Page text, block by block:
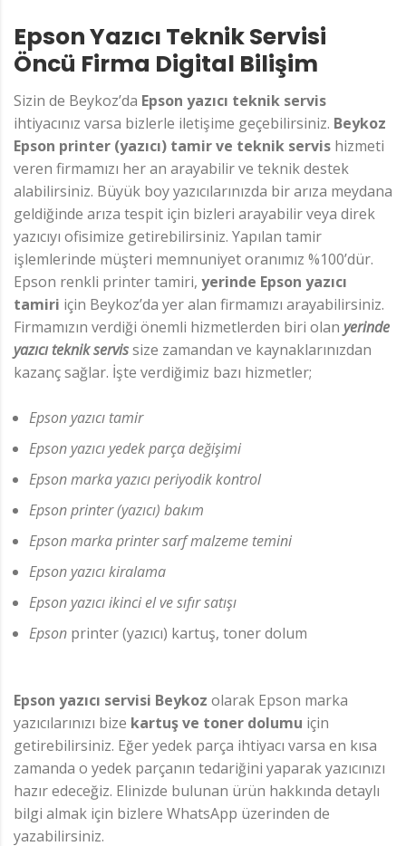
Epson Yazıcı Teknik Servisi
Öncü Firma Digital Bilişim
Sizin de Beykoz’da Epson yazıcı teknik servis
ihtiyacınız varsa bizlerle iletişime geçebilirsiniz. Beykoz
Epson printer (yazıcı) tamir ve teknik servis hizmeti
veren firmamızı her an arayabilir ve teknik destek
alabilirsiniz. Büyük boy yazıcılarınızda bir arıza meydana
geldiğinde arıza tespit için bizleri arayabilir veya direk
yazıcıyı ofisimize getirebilirsiniz. Yapılan tamir
işlemlerinde müşteri memnuniyet oranımız %100’dür.
Epson renkli printer tamiri, yerinde Epson yazıcı
tamiri için Beykoz’da yer alan firmamızı arayabilirsiniz.
Firmamızın verdiği önemli hizmetlerden biri olan yerinde
yazıcı teknik servissize zamandan ve kaynaklarınızdan
kazanç sağlar. İşte verdiğimiz bazı hizmetler;
Epson yazıcı tamir
Epson yazıcı yedek parça değişimi
Epson marka yazıcı periyodik kontrol
Epson printer (yazıcı) bakım
Epson marka printer sarf malzeme temini
Epson yazıcı kiralama
Epson yazıcı ikinci el ve sıfır satışı
Epson printer (yazıcı) kartuş, toner dolum
Epson yazıcı servisi Beykoz olarak Epson marka
yazıcılarınızı bize kartuş ve toner dolumu için
getirebilirsiniz. Eğer yedek parça ihtiyacı varsa en kısa
zamanda o yedek parçanın tedariğini yaparak yazıcınızı
hazır edeceğiz. Elinizde bulunan ürün hakkında detaylı
bilgi almak için bizlere WhatsApp üzerinden de
yazabilirsiniz.